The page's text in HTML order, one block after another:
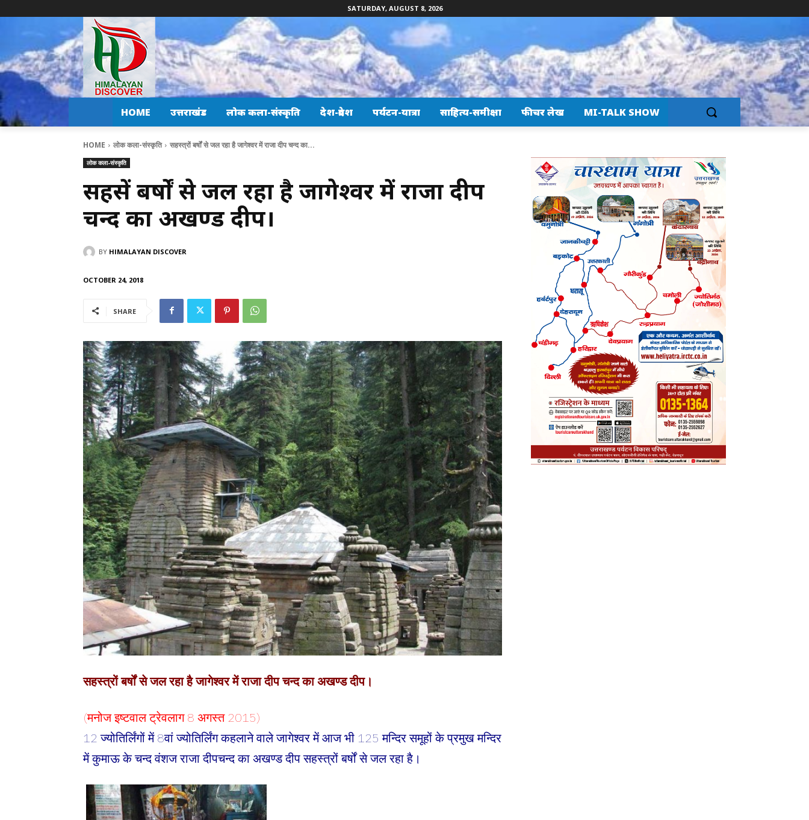
SATURDAY, AUGUST 8, 2026
HOME उत्तराखंड लोक कला-संस्कृति देश-प्रदेश पर्यटन-यात्रा साहित्य-समीक्षा फीचर लेख MI-TALK SHOW
HOME लोक कला-संस्कृति सहस्त्रों बर्षों से जल रहा है जागेश्वर में राजा दीप चन्द का...
लोक कला-संस्कृति
सहस्त्रों बर्षों से जल रहा है जागेश्वर में राजा दीप
चन्द का अखण्ड दीप।
BY HIMALAYAN DISCOVER
OCTOBER 24, 2018
SHARE
सहस्त्रों बर्षों से जल रहा है जागेश्वर में राजा दीप चन्द का अखण्ड दीप।
(मनोज इष्टवाल ट्रेवलाग 8 अगस्त 2015)
12 ज्योतिर्लिंगों में 8वां ज्योतिर्लिंग कहलाने वाले जागेश्वर में आज भी 125 मन्दिर समूहों के प्रमुख मन्दिर
में कुमाऊ के चन्द वंशज राजा दीपचन्द का अखण्ड दीप सहस्त्रों बर्षों से जल रहा है।